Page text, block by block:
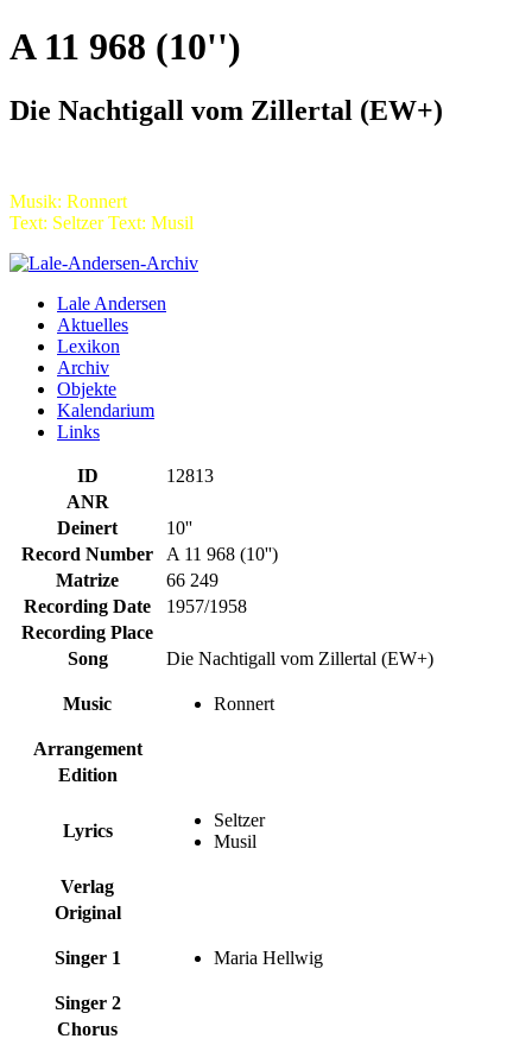
A 11 968 (10'')
Die Nachtigall vom Zillertal (EW+)
Musik: Ronnert
Text: Seltzer Text: Musil
Lale Andersen
Aktuelles
Lexikon
Archiv
Objekte
Kalendarium
Links
ID
12813
ANR
Deinert
10''
Record Number
A 11 968 (10'')
Matrize
66 249
Recording Date
1957/1958
Recording Place
Song
Die Nachtigall vom Zillertal (EW+)
Music Ronnert
Arrangement
Edition
Lyrics
Seltzer
Musil
Verlag
Original
Singer 1 Maria Hellwig
Singer 2
Chorus